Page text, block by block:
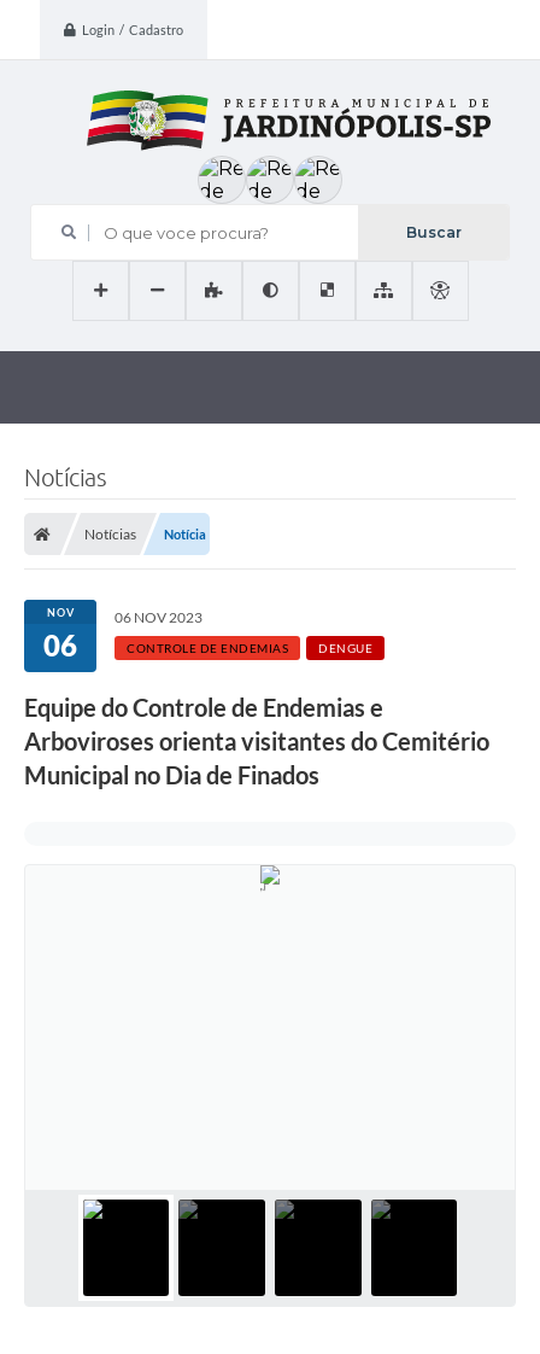
Login / Cadastro
O que voce procura?
Notícias
Notícias Notícia
NOV
06
06 NOV 2023
CONTROLE DE ENDEMIAS DENGUE
Equipe do Controle de Endemias e
Arboviroses orienta visitantes do Cemitério
Municipal no Dia de Finados